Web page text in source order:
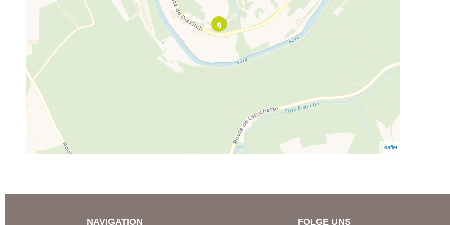
Leaflet
NAVIGATION FOLGE UNS